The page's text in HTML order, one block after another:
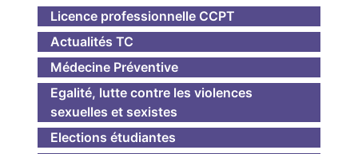
Licence professionnelle CCPT
Actualités TC
Médecine Préventive
Egalité, lutte contre les violences
sexuelles et sexistes
Elections étudiantes